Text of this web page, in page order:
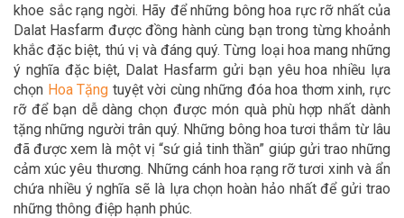
khoe sắc rạng ngời. Hãy đểnhững bông hoa rực rỡ nhất của
Dalat Hasfarm được đồng hành cùng bạn trong từng khoảnh
khắc đặc biệt, thú vị và đáng quý. Từng loại hoa mang những
ý nghĩa đặc biệt, Dalat Hasfarm gửi bạn yêu hoa nhiều lựa
chọn Hoa Tặng tuyệt vời cùng những đóa hoa thơm xinh, rực
rỡ để bạn dễ dàng chọn được món quà phù hợp nhất dành
tặng những người trân quý. Những bông hoa tươi thắm từ lâu
đã được xem là một vị “sứ giả tinh thần” giúp gửi trao những
cảm xúc yêu thương. Những cánh hoa rạng rỡ tươi xinh và ẩn
chứa nhiều ý nghĩa sẽ là lựa chọn hoàn hảo nhất để gửi trao
những thông điệp hạnh phúc.